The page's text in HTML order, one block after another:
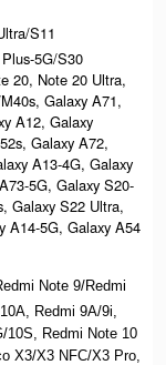
S11
5G/S30
20, Note 20 Ultra,
Galaxy A71,
A12, Galaxy
Galaxy A72,
A13-4G, Galaxy
5G, Galaxy S20-
Galaxy S22 Ultra,
A14-5G, Galaxy A54
Note 9/Redmi
Redmi 9A/9i,
10S, Redmi Note 10
X3/X3 NFC/X3 Pro,